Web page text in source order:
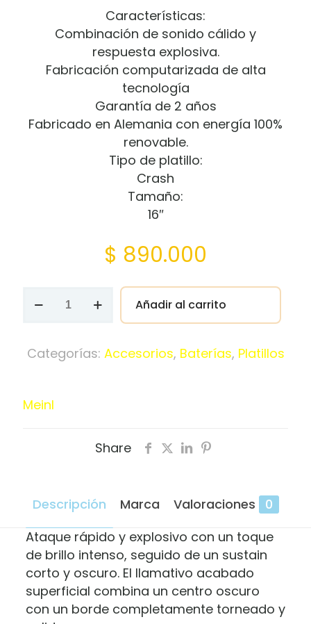
Características:
Combinación de sonido cálido y
respuesta explosiva.
Fabricación computarizada de alta
tecnología
Garantía de 2 años
Fabricado en Alemania con energía 100%
renovable.
Tipo de platillo:
Crash
Tamaño:
16″
$ 890.000
Dual
Custom
Añadir al carrito
Categorías: Accesorios, Baterías, Platillos
Meinl
Share
Descripción Marca Valoraciones
0
Ataque rápido y explosivo con un toque
de brillo intenso, seguido de un sustain
corto y oscuro. El llamativo acabado
superficial combina un centro oscuro
con un borde completamente torneado y